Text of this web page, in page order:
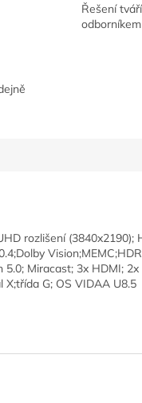
Řešení
odborníkem
rozlišení (3840x2190);
Miracast; 3x HDMI; 2x
X;třída G; OS VIDAA U8.5